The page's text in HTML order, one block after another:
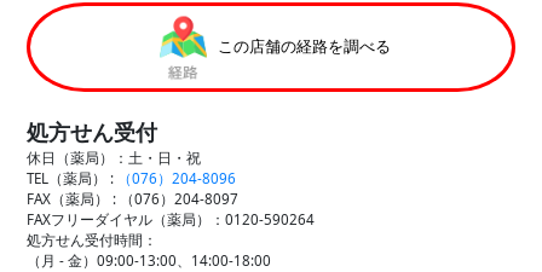
この店舗の経路を調べる
処方せん受付
休日（薬局）：土・日・祝
TEL（薬局） :
（076）204-8096
FAX（薬局） :
（076）204-8097
FAXフリーダイヤル（薬局）：0120-590264
処方せん受付時間：
（月 - 金）09:00-13:00、14:00-18:00